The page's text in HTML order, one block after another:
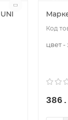
цвет -